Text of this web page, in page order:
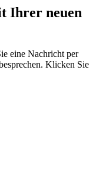
Ihrer neuen
eine Nachricht per
Klicken Sie